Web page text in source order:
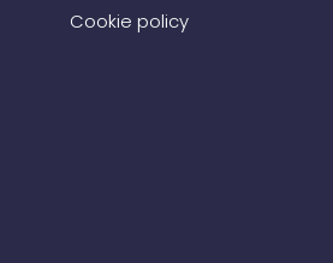
Cookie policy